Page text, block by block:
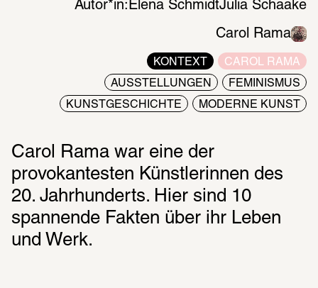
Autor*in: Elena SchmidtJulia Schaake
Carol Rama
KONTEXT CAROL RAMA
AUSSTELLUNGEN FEMINISMUS
KUNSTGESCHICHTE MODERNE KUNST
Carol Rama war eine der
provokantesten Künstlerinnen des
20. Jahrhunderts. Hier sind 10
spannende Fakten über ihr Leben
und Werk.